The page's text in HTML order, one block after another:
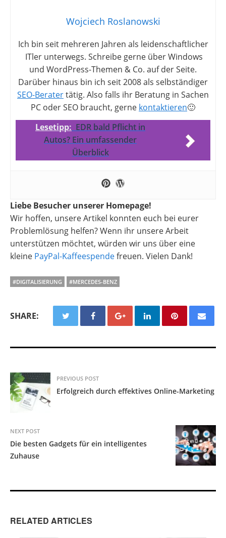
Wojciech Roslanowski
Ich bin seit mehreren Jahren als leidenschaftlicher
ITler unterwegs. Schreibe gerne über Windows
und WordPress-Themen & Co. auf der Seite.
Darüber hinaus bin ich seit 2008 als selbständiger
SEO-Beratertätig. Also falls ihr Beratung in Sachen
PC oder SEO braucht, gerne kontaktieren🙂
Lesetipp: EDR bald Pflicht in
Autos? Ein umfassender
Überblick
Liebe Besucher unserer Homepage!
Wir hoffen, unsere Artikel konnten euch bei eurer
Problemlösung helfen? Wenn ihr unsere Arbeit
unterstützen möchtet, würden wir uns über eine
kleine PayPal-Kaffeespendefreuen. Vielen Dank!
#DIGITALISIERUNG #MERCEDES-BENZ
SHARE:
PREVIOUS POST
Erfolgreich durch effektives Online-Marketing
NEXT POST
Die besten Gadgets für ein intelligentes
Zuhause
RELATED ARTICLES